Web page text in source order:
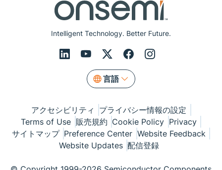
Intelligent Technology. Better Future.
言語
アクセシビリティ
プライバシー情報の設定
Terms of Use 販売規約 Cookie Policy Privacy
サイトマップ Preference Center Website Feedback
Website Updates 配信登録